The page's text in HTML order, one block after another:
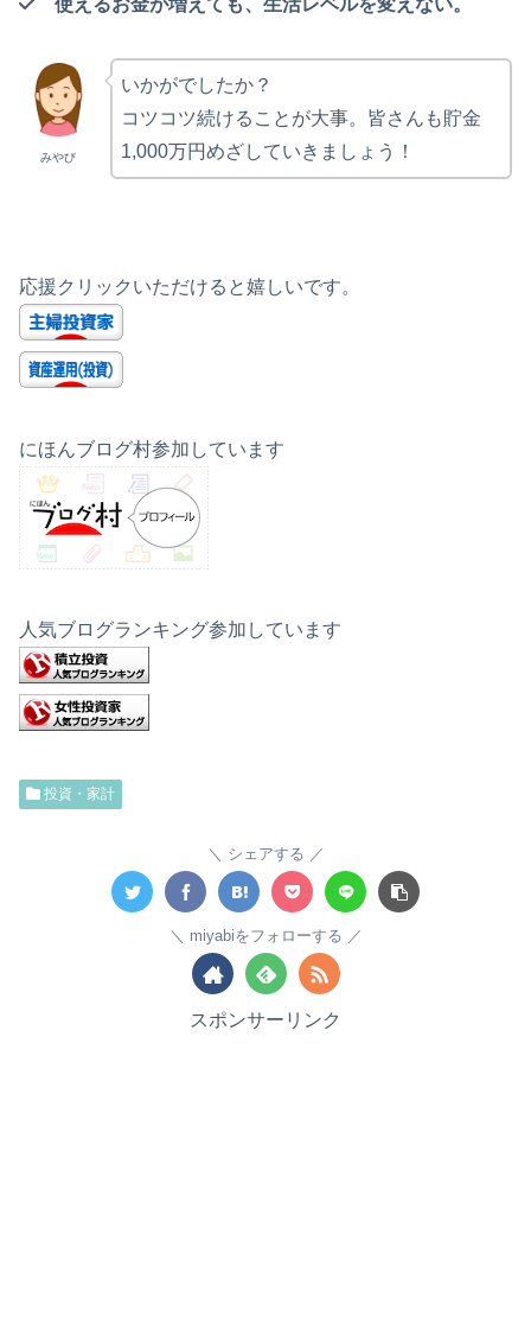
使えるお金が増えても、生活レベルを変えない。
みやび
いかがでしたか？
コツコツ続けることが大事。皆さんも貯金
1,000万円めざしていきましょう！
応援クリックいただけると嬉しいです。
にほんブログ村参加しています
人気ブログランキング参加しています
投資・家計
シェアする
miyabiをフォローする
スポンサーリンク